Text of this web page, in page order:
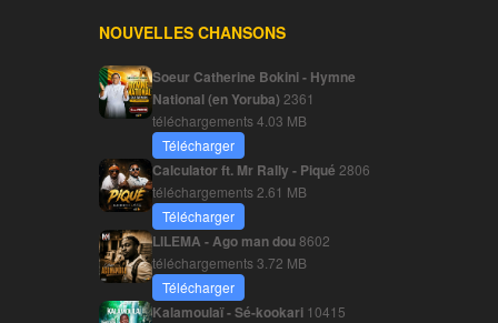
NOUVELLES CHANSONS
Soeur Catherine Bokini - Hymne
National (en Yoruba) 2361
téléchargements4.03 MB
Télécharger
Calculator ft. Mr Rally - Piqué 2806
téléchargements 2.61 MB
Télécharger
LILEMA - Ago man dou8602
téléchargements3.72 MB
Télécharger
Kalamoulaï - Sé-kookari 10415